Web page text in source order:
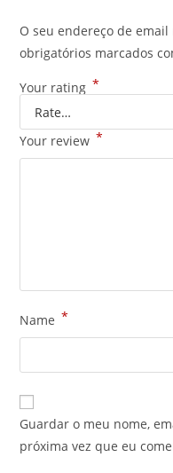
O seu endereço de
obrigatórios marcados
Your rating *
Your review *
Name *
Guardar o meu nome,
próxima vez que eu